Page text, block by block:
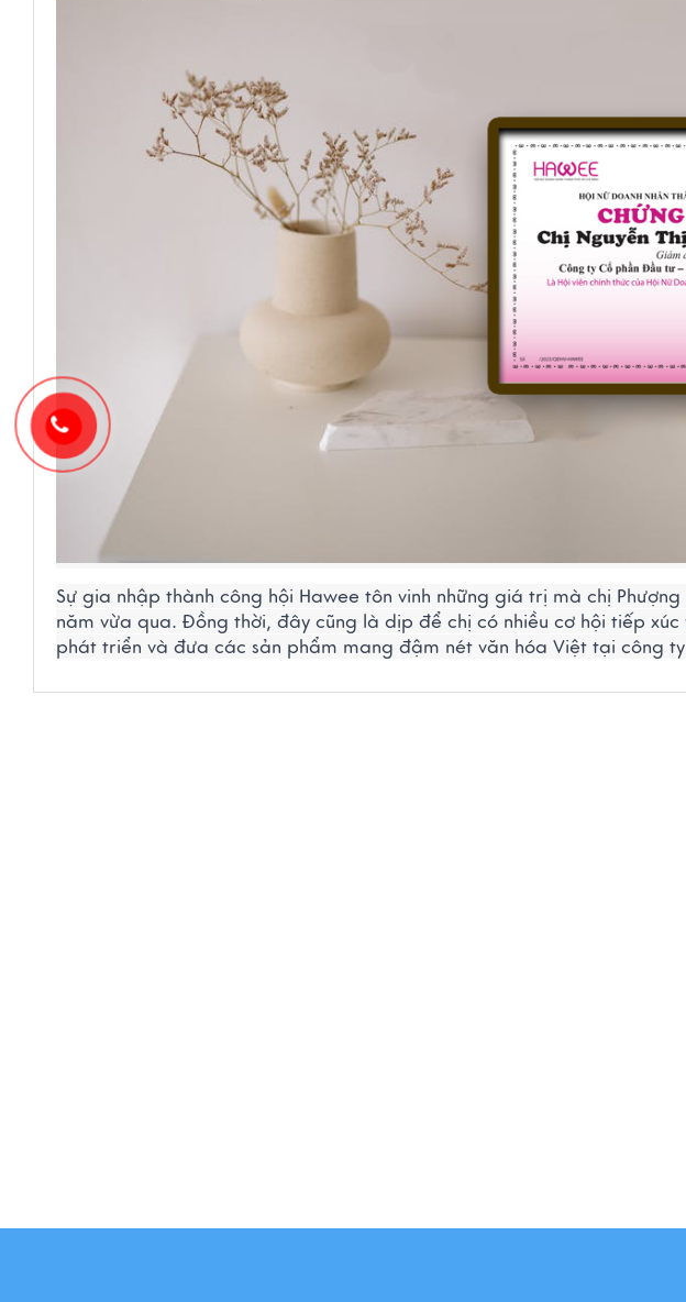
Sự gia nhập thành công hội Hawee tôn vinh những giá trị mà chị
năm vừa qua. Đồng thời, đây cũng là dịp để chị có nhiều cơ hội tiếp
phát triển và đưa các sản phẩm mang đậm nét văn hóa Việt tại công